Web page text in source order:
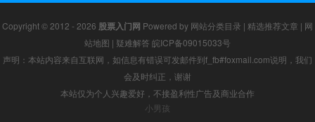
Copyright © 2012 - 2026 股票入门网 Powered by 网站分类目录 | 精选推荐文章 | 网
站地图 | 疑难解答 皖ICP备09015033号
声明：本站内容来自互联网，如信息有错误可发邮件到f_fb#foxmail.com说明，我们
会及时纠正，谢谢
本站仅为个人兴趣爱好，不接盈利性广告及商业合作
小男孩